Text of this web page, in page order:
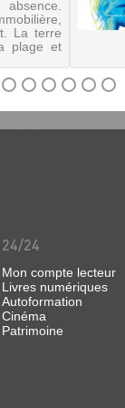
La terre
plage et
24/24
Mon compte lecteur
Livres numériques
Autoformation
Cinéma
Patrimoine